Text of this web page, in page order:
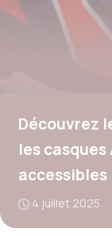
Découvrez
les
accessibles
4 juillet 2025